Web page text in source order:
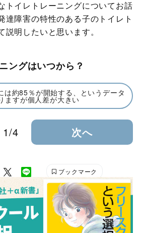
トイレトレーニングについてお話
達障害の特性のある子のトイレト
説明したいと思います。
ングはいつから？
は約85％が開始する、というデータ
ますが個人差が大きい
1/4 次へ
ブックマーク